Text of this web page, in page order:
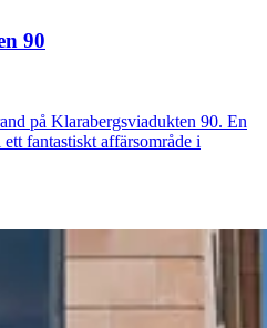
90
på Klarabergsviadukten 90. En
fantastiskt affärsområde i